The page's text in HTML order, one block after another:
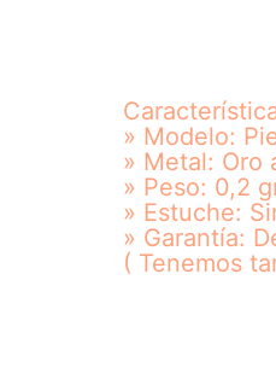
» Modelo:
» Metal: Oro
» Peso: 0,2
» Estuche:
» Garantía:
( Tenemos